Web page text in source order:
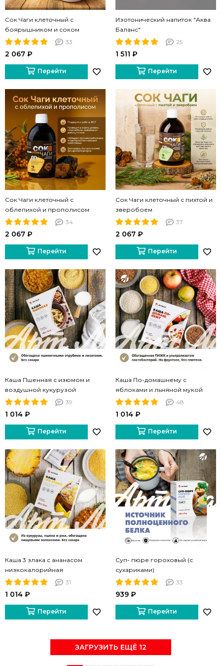
Сок Чаги клеточный с
боярышником и соком
березового листа 33
2 067 ₽
Перейти
Изотонический напиток "Аква
Баланс"
25
1 511 ₽
Перейти
Сок Чаги клеточный с
облепихой и прополисом
34
2 067 ₽
Перейти
Сок Чаги клеточный с пихтой и
зверобоем
37
2 067 ₽
Перейти
Каша Пшенная с изюмом и
воздушной кукурузой
39
1 014 ₽
Перейти
Каша По-домашнему с
яблоками и льняной мукой
48
1 014 ₽
Перейти
Каша 3 злака с ананасом
низкокалорийная
31
1 014 ₽
Перейти
Суп- пюре гороховый (с
сухариками)
33
939 ₽
Перейти
ЗАГРУЗИТЬ ЕЩЁ 12